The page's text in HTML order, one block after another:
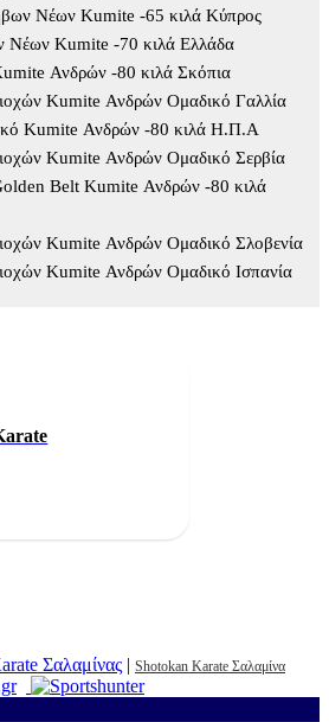
Νέων Kumite -65 κιλά Κύπρος
Νέων Kumite -70 κιλά Ελλάδα
Ανδρών -80 κιλά Σκόπια
Kumite Ανδρών Ομαδικό Γαλλία
Kumite Ανδρών -80 κιλά Η.Π.Α
Kumite Ανδρών Ομαδικό Σερβία
Belt Kumite Ανδρών -80 κιλά
Kumite Ανδρών Ομαδικό Σλοβενία
Kumite Ανδρών Ομαδικό Ισπανία
Σαλαμίνας | Shotokan Karate Σαλαμίνα